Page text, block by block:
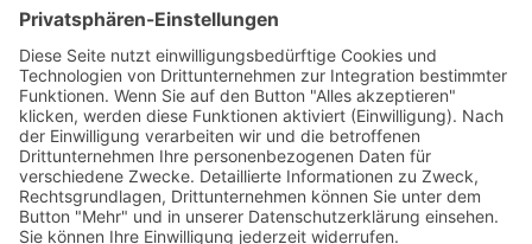
Salze zur Wärmebehandlung
Aufkohlen und Carbonitrieren
Feste Kohlungsmittel
Glühen & Härten
Wärmebehandlung von
Schnellarbeitsstählen
Warmbadabkühlung und Anlassen
Thermochemische Reinigung metallischer
Oberflächen
Vulkanisieren